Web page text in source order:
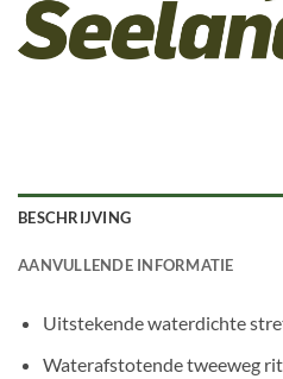
BESCHRIJVING
AANVULLENDE INFORMATIE
Uitstekende waterdichte
Waterafstotende tweeweg